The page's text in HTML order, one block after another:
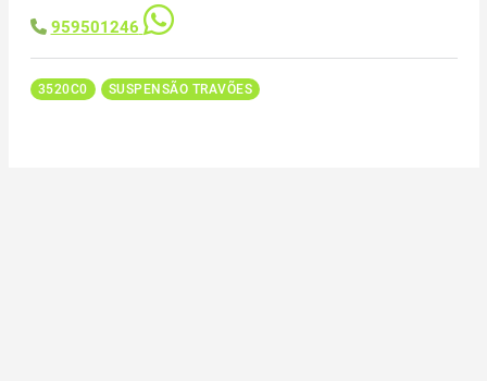
959501246
3520C0 SUSPENSÃO TRAVÕES